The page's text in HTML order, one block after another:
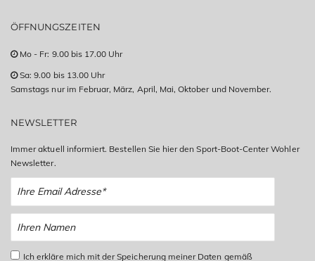
ÖFFNUNGSZEITEN
Mo - Fr: 9.00 bis 17.00 Uhr
Sa: 9.00 bis 13.00 Uhr
Samstags nur im Februar, März, April, Mai, Oktober und November.
NEWSLETTER
Immer aktuell informiert. Bestellen Sie hier den Sport-Boot-Center Wohler
Newsletter.
Ich erkläre mich mit der Speicherung meiner Daten gemäß